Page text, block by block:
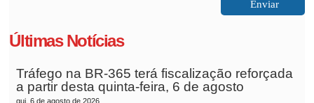
Últimas Notícias
Tráfego na BR-365 terá fiscalização reforçada
a partir desta quinta-feira, 6 de agosto
qui, 6 de agosto de 2026